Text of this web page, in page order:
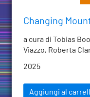
Changing
a cura di Tobias
Viazzo, Roberta
2025
Aggiungi al